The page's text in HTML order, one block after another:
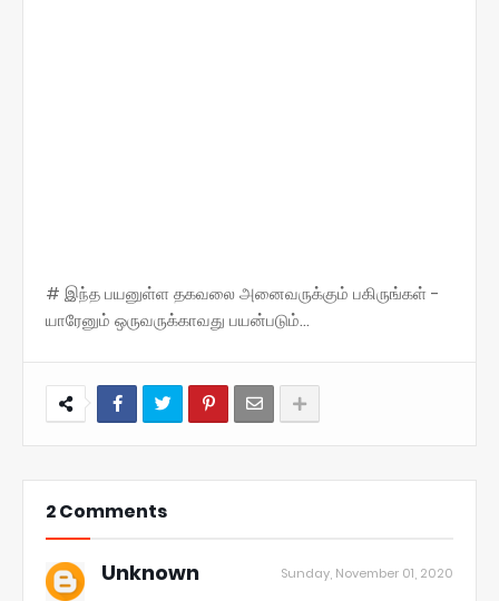
# இந்த பயனுள்ள தகவலை அனைவருக்கும் பகிருங்கள் -
யாரேனும் ஒருவருக்காவது பயன்படும்...
2 Comments
Unknown Sunday, November 01, 2020